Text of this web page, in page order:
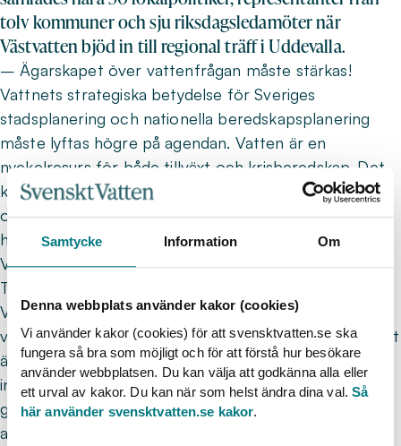
Samtycke Information Om
Denna webbplats använder kakor (cookies)
Vi använder kakor (cookies) för att svensktvatten.se ska
fungera så bra som möjligt och för att förstå hur besökare
använder webbplatsen. Du kan välja att godkänna alla eller
ett urval av kakor. Du kan när som helst ändra dina val.Så
här använder svensktvatten.se kakor.
tolv kommuner och sju riksdagsledamöter när
Västvatten bjöd in till regional träff i Uddevalla.
– Ägarskapet över vattenfrågan måste stärkas!
Vattnets strategiska betydelse för Sveriges
stadsplanering och nationella beredskapsplanering
måste lyftas högre på agendan. Vatten är en
nyckelresurs för både tillväxt och krisberedskap. Det
krävs en långsiktig strategi där kommuner, regioner
och staten arbetar tillsammans för att säkerställa
hållbara lösningar, säger Pär Dalhielm, vd på Svenskt
Vatten, som var en av talarna på Uddevallaträffen.
Två centrala frågor på mötet var EU och beredskap.
VA-beredskapsutredningen har tydligt visat att
vatteninfrastrukturen måste fungera i vardagen för att
även klara av kriser och krig. Samtidigt ökar
investeringsbehoven i många kommuner, både på
grund av eftersatthet och av nya krav från EU, bland
annat genom Avloppsdirektivet och olika